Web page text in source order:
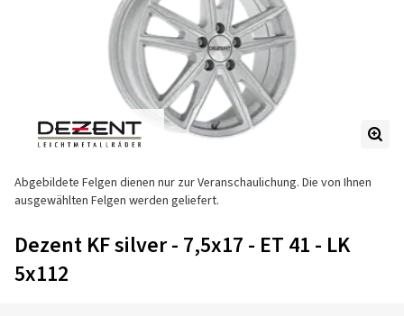
Abgebildete Felgen dienen nur zur Veranschaulichung. Die von Ihnen
ausgewählten Felgen werden geliefert.
Dezent KF silver - 7,5x17 - ET 41 - LK
5x112